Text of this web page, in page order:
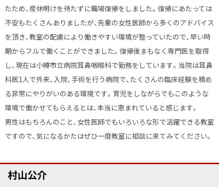
たため、産休明けを待たずに職場復帰をしました。復帰にあたっては
不安もたくさんありましたが、先輩の女性医師から多くのアドバイス
を頂き、教室の配慮により働きやすい環境が整っていたので、早い時
期からフルで働くことができました。復帰後まもなく専門医を取得
し、現在は小樽市立病院耳鼻咽喉科で勤務をしています。当院は耳鼻
科医1人で外来、入院、手術を行う病院で、たくさんの臨床経験を積め
る非常にやりがいのある環境です。育児をしながらでもこのような
環境で働かせてもらえるとは、本当に恵まれていると感じます。
男性はもちろんのこと、女性医師でもいろいろな形で活躍できる教室
ですので、気になるかたはぜひ一度教室に相談に来てみてください。
ト
村山公介